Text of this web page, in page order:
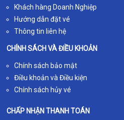
Khách hàng Doanh Nghiệp
Hướng dẫn đặt vé
Thông tin liên hệ
CHÍNH SÁCH VÀ ĐIỀU KHOẢN
Chính sách bảo mật
Điều khoản và Điều kiện
Chính sách hủy vé
CHẤP NHẬN THANH TOÁN